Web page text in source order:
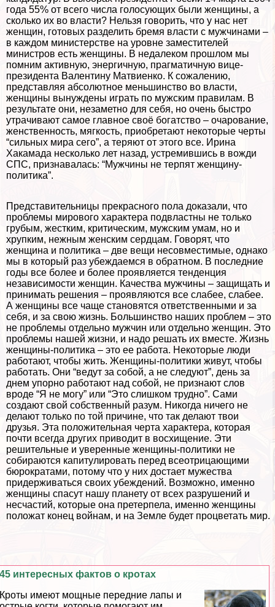
года 55% от всего числа голосующих были женщины, а
сколько их во власти? Нельзя говорить, что у нас нет
женщин, готовых разделить бремя власти с мужчинами –
в каждом министерстве на уровне заместителей
министров есть женщины. В недалеком прошлом мы
помним активную, энергичную, прагматичную вице-
президента Валентину Матвиенко. К сожалению,
представляя абсолютное меньшинство во власти,
женщины вынуждены играть по мужским правилам. В
результате они, незаметно для себя, но очень быстро
утрачивают самое главное своё богатство – очарование,
женственность, мягкость, приобретают некоторые черты
“сильных мира сего”, а теряют от этого все. Ирина
Хакамада несколько лет назад, устремившись в вожди
СПС, признавалась: “Мужчины не терпят женщину-
политика”.
Представительницы прекрасного пола доказали, что
проблемы мирового хаpaктера подвластны не только
грубым, жестким, критическим, мужским умам, но и
хрупким, нежным женским сердцам. Говорят, что
женщина и политика – две вещи несовместимые, однако
мы в который раз убеждаемся в обратном. В последние
годы все более и более проявляется тенденция
независимости женщин. Качества мужчины – защищать и
принимать решения – проявляются все слабее, слабее.
А женщины все чаще становятся ответственными и за
себя, и за свою жизнь. Большинство наших проблем – это
не проблемы отдельно мужчин или отдельно женщин. Это
проблемы нашей жизни, и надо решать их вместе. Жизнь
женщины-политика – это ее работа. Некоторые люди
работают, чтобы жить. Женщины-политики живут, чтобы
работать. Они “ведут за собой, а не следуют”, день за
днем упopно работают над собой, не признают слов
вроде “Я не могу” или “Это слишком трудно”. Сами
создают свой собственный разум. Никогда ничего не
делают только по той причине, что так делают твои
друзья. Эта положительная черта хаpaктера, которая
почти всегда других приводит в восхищение. Эти
решительные и уверенные женщины-политики не
собираются капитулировать перед всеотрицающими
бюрократами, потому что у них достает мужества
придерживаться своих убеждений. Возможно, именно
женщины спасут нашу планету от всех разрушений и
несчастий, которые она претерпела, именно женщины
положат конец войнам, и на Земле будет процветать мир.
45 интересных фактов о кротах
Кроты имеют мощные передние лапы и